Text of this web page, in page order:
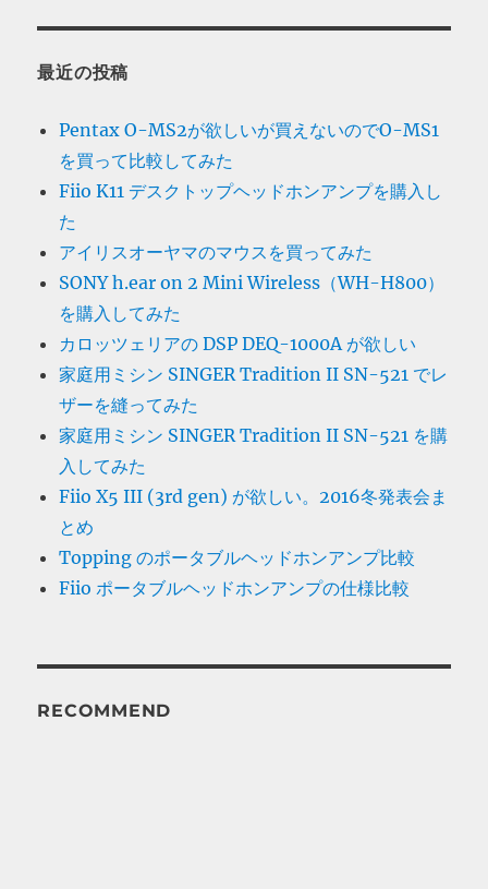
最近の投稿
Pentax O-MS2が欲しいが買えないのでO-MS1
を買って比較してみた
Fiio K11 デスクトップヘッドホンアンプを購入し
た
アイリスオーヤマのマウスを買ってみた
SONY h.ear on 2 Mini Wireless（WH-H800）
を購入してみた
カロッツェリアの DSP DEQ-1000A が欲しい
家庭用ミシン SINGER Tradition II SN-521 でレ
ザーを縫ってみた
家庭用ミシン SINGER Tradition II SN-521 を購
入してみた
Fiio X5 III (3rd gen) が欲しい。2016冬発表会ま
とめ
Topping のポータブルヘッドホンアンプ比較
Fiio ポータブルヘッドホンアンプの仕様比較
RECOMMEND